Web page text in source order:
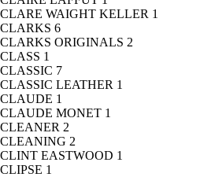
CLARE WAIGHT KELLER 1
CLARKS 6
CLARKS ORIGINALS 2
CLASS 1
CLASSIC 7
CLASSIC LEATHER 1
CLAUDE 1
CLAUDE MONET 1
CLEANER 2
CLEANING 2
CLINT EASTWOOD 1
CLIPSE 1